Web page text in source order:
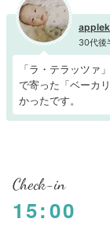
30代後
「ラ・テラッツァ
で寄った「ベーカ
かったです。
Check-in
15:00